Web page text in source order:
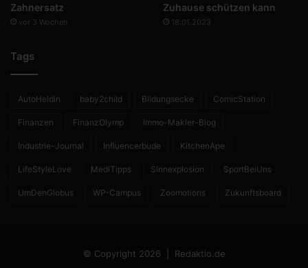
Zahnersatz
vor 3 Wochen
Zuhause schützen kann
18.01.2023
Tags
AutoHeldin baby2child Bildungsecke ComicStation
Finanzen FinanzOlymp Immo-Makler-Blog
Industrie-Journal Influencerbude KitchenApe
LifeStyleLove MediTipps Sinnexplosion SportBeiUns
UmDenGlobus WP-Campus Zoomotions Zukunftsboard
© Copyright 2026 | Redaktio.de